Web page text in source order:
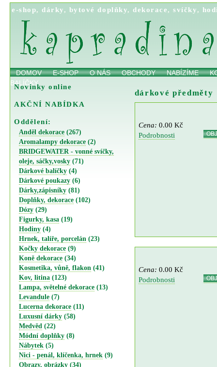
e-shop,dárky, bytové doplňky,dekorace,svíčky,
DOMOV E-SHOP O NÁS OBCHODY NABÍZÍME
BALÍČKY
Novinky online
AKČNÍ NABÍDKA
Oddělení:
Anděl dekorace (267)
Aromalampy dekorace (2)
BRIDGEWATER - vonné svíčky,
oleje, sáčky,vosky (71)
Dárkové balíčky (4)
Dárkové poukazy (6)
Dárky,zápisníky (81)
Doplňky, dekorace (102)
Dózy (29)
Figurky, kasa (19)
Hodiny (4)
Hrnek, talíře, porcelán (23)
Kočky dekorace (9)
Koně dekorace (34)
Kosmetika, vůně, flakon (41)
Kov, litina (123)
Lampa, světelné dekorace (13)
Levandule (7)
Lucerna dekorace (11)
Luxusní dárky (58)
Medvěd (22)
Módní doplňky (8)
Nábytek (5)
Nici - penál, klíčenka, hrnek (9)
Obrazy, obrázky (34)
dárkové předměty
Cena: 0.00 Kč
Podrobnosti
Cena: 0.00 Kč
Podrobnosti